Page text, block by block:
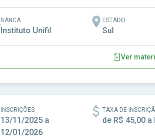
BANCA
Instituto Unifil
ESTADO
Sul
Ver
INSCRIÇÕES
13/11/2025 a
12/01/2026
TAXA DE
de R$ 45,00 a